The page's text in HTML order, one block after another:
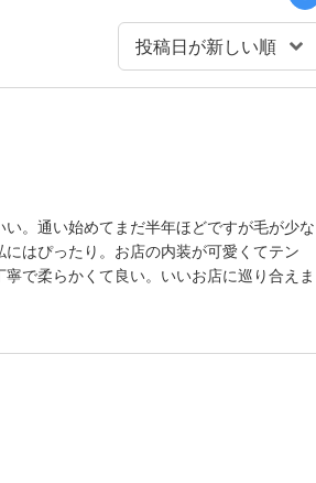
。通い始めてまだ半年ほどですが毛が少な
はぴったり。お店の内装が可愛くてテン
で柔らかくて良い。いいお店に巡り合えま